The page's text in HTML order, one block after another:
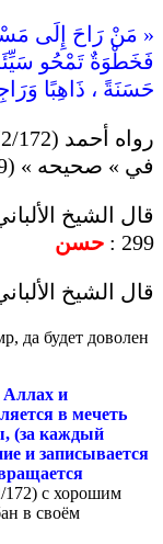
« مَنْ رَاحَ إِلَى
فَخَطْوَةٌ تَمْحُو
حَسَنَةً ، ذَاهِبًا
في » صحيحه » (2039) .
قال الشيخ
299 :
حسن
قال الشيخ
да будет доволен
Аллах и
в мечеть
(за каждый
и записывается
172) с хорошим
в своём